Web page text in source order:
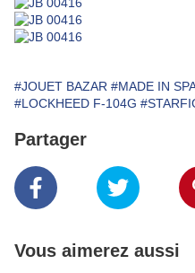
#JOUET BAZAR #MADE IN
#LOCKHEED F-104G
Partager
Vous aimerez aussi